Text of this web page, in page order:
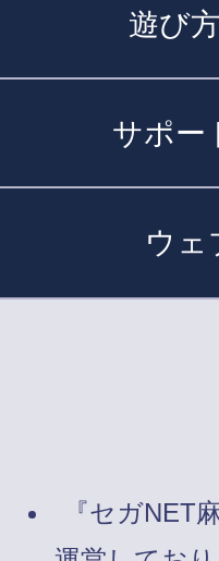
遊び方
サポー
ウェ
『セガNET